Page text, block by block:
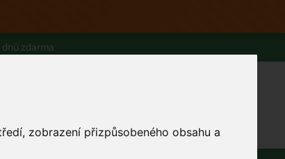
zobrazení přizpůsobeného obsahu a
zdarma
Club Prodejna v Praze Kontakty